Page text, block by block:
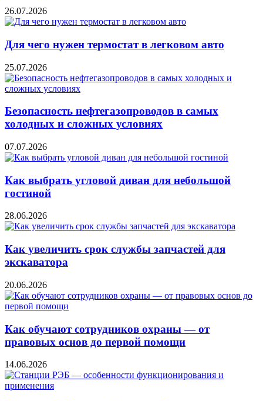
26.07.2026
Для чего нужен термостат в легковом авто
25.07.2026
Безопасность нефтегазопроводов в самых
холодных и сложных условиях
07.07.2026
Как выбрать угловой диван для небольшой
гостиной
28.06.2026
Как увеличить срок службы запчастей для
экскаватора
20.06.2026
Как обучают сотрудников охраны — от
правовых основ до первой помощи
14.06.2026